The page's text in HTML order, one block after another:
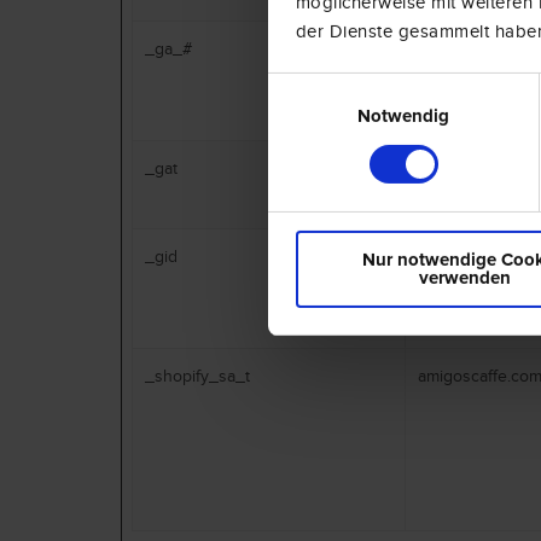
der Dienste gesammelt
Notwendig
Nur notwendige
verwenden
_ga_#
_gat Google
_gid Google
_shopify_sa_t amigoscaffe.com